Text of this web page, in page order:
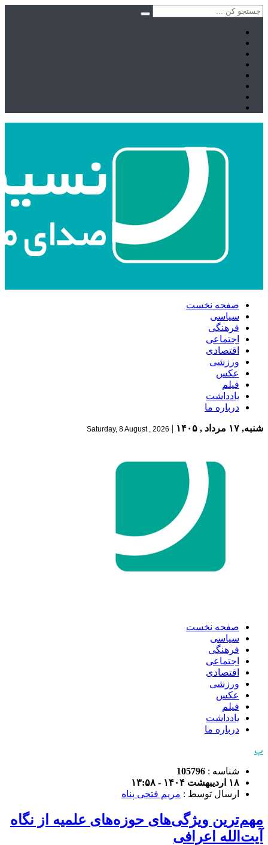
صفحه نخست
سیاسی
فرهنگی
اجتماعی
اقتصادی
ورزشی
عکس
فیلم
یادداشت
درباره ما
شنبه, ۱۷ مرداد , ۱۴۰۵ |
Saturday, 8 August , 2026
صفحه نخست
سیاسی
فرهنگی
اجتماعی
اقتصادی
ورزشی
عکس
فیلم
یادداشت
درباره ما
پ
شناسه : 105796
۱۸ اردیبهشت ۱۴۰۴ - ۱۳:۵۸
ارسال توسط : مریم فتحی پناه
مهم‌ترین ویژگی‌های حوزه‌های علمیه از نگاه
آیت‌الله اعرافی